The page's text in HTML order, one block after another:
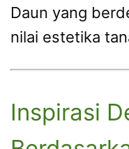
Daun yang
nilai estetika
Inspirasi